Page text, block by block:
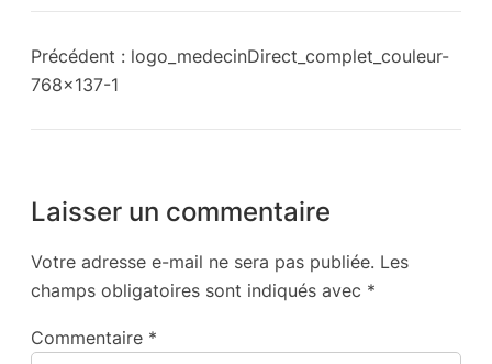
Précédent : logo_medecinDirect_complet_couleur-
768×137-1
Laisser un commentaire
Votre adresse e-mail ne sera pas publiée. Les
champs obligatoires sont indiqués avec *
Commentaire *